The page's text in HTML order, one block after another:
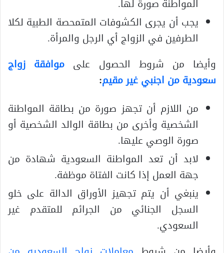
المواطنة صورة لها.
يجب أن يجرى الكشوفات المتمحصة الطبية لكلا
الطرفين في الزواج أي الرجل والمرأة.
وأيضا من شروط الحصول على موافقة زواج
سعودية من اجنبي غير مقيم:
من اللازم أن تجهز صورة من بطاقة المواطنة
الشخصية وأخرى من بطاقة الوالد الشخصية أو
صورة الوصي عليها.
لابد أن تعد المواطنة السعودية شهادة من
جهة العمل إذا كانت الفتاة موظفة.
ينبغي أن يتم تجهيز الأوراق الدالة على خلو
السجل الجنائي من الجرائم للمتقدم غير
السعودي.